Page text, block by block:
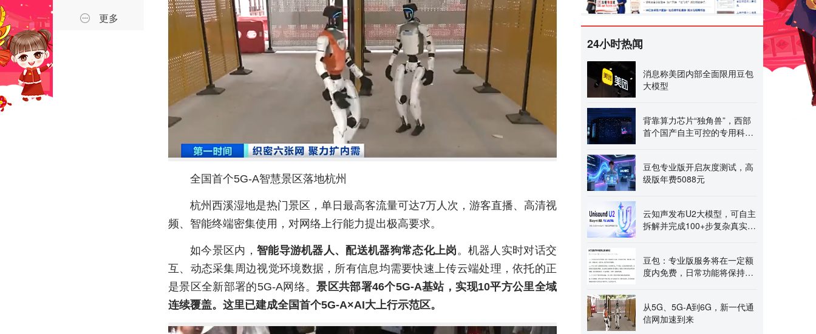
更多
全国首个5G-A智慧景区落地杭州
杭州西溪湿地是热门景区，单日最高客流量可达7万人次，游客直播、高清视
频、智能终端密集使用，对网络上行能力提出极高要求。
如今景区内， 智能导游机器人、配送机器狗常态化上岗。机器人实时对话交
互、动态采集周边视觉环境数据，所有信息均需要快速上传云端处理，依托的正
是景区全新部署的5G-A网络。景区共部署46个5G-A基站，实现10平方公里全域
连续覆盖。这里已建成全国首个5G-A×AI大上行示范区。
24小时热闻
消息称美团内部全面限用豆包
大模型
背靠算力芯片“独角兽”，西部
首个国产自主可控的专用科学
豆包专业版开启灰度测试，高
级版年费5088元
云知声发布U2大模型，可自主
拆解并完成100+步复杂真实工
豆包：专业版服务将在一定额
度内免费，日常功能将保持目
从5G、5G-A到6G，新一代通
信网加速到来